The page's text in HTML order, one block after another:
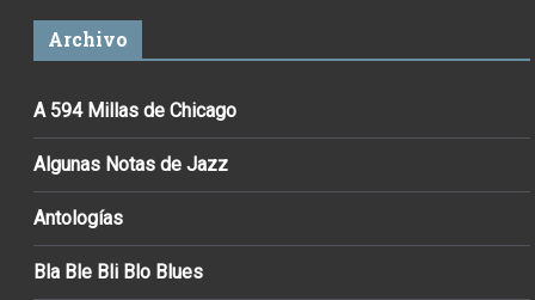
Archivo
A 594 Millas de Chicago
Algunas Notas de Jazz
Antologías
Bla Ble Bli Blo Blues